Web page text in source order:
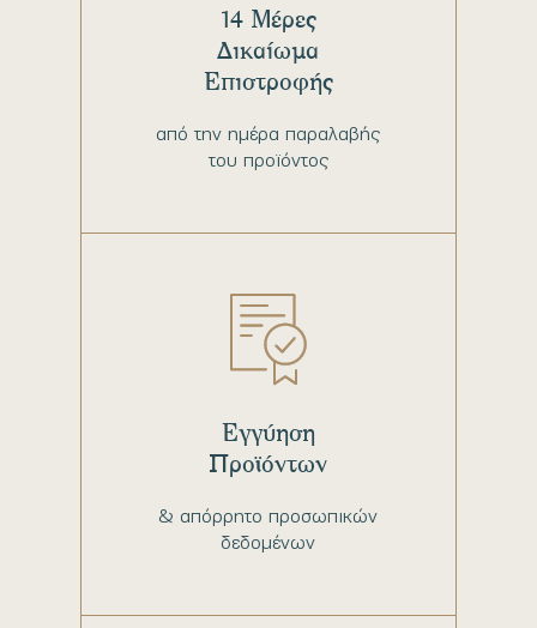
από την ημέρα παραλαβής
του προϊόντος
14 Μέρες
Δικαίωμα
Επιστροφής
& απόρρητο προσωπικών
δεδομένων
Εγγύηση
Προϊόντων